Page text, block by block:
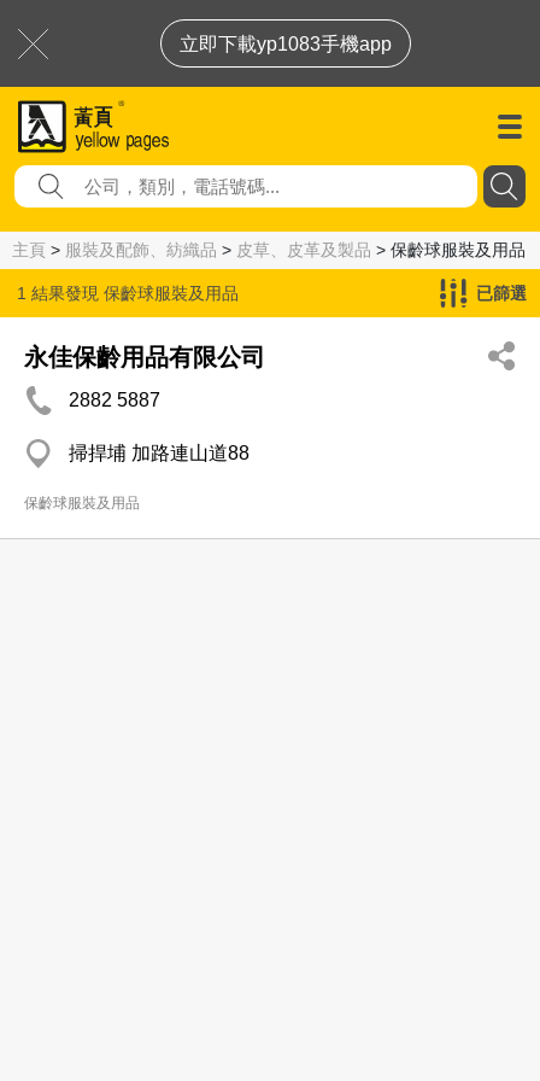
立即下載yp1083手機app
主頁 > 服裝及配飾、紡織品 > 皮草、皮革及製品 > 保齡球服裝及用品
1 結果發現 保齡球服裝及用品 已篩選
永佳保齡用品有限公司
2882 5887
掃捍埔 加路連山道88
保齡球服裝及用品